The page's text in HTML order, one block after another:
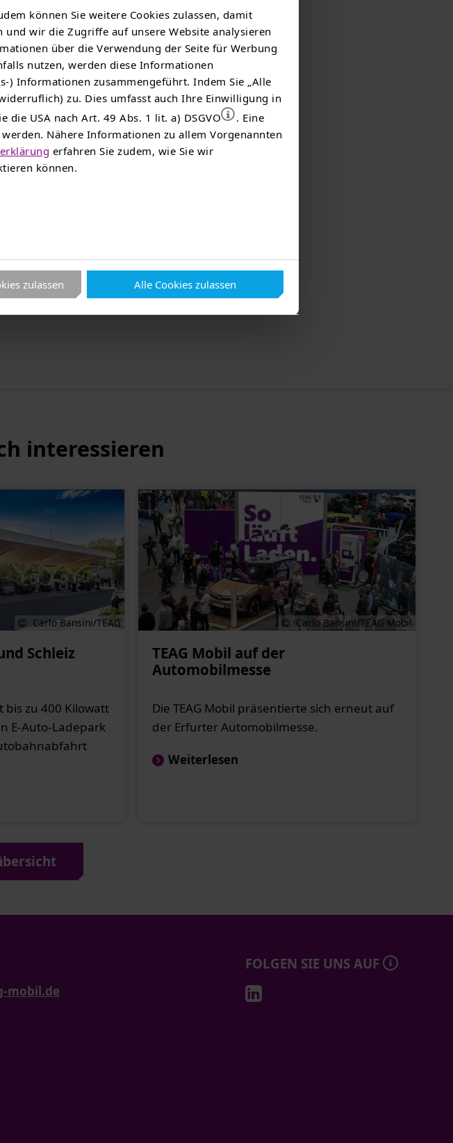
können Sie weitere Cookies zulassen, damit
wir die Zugriffe auf unsere Website analysieren
über die Verwendung der Seite für Werbung
nutzen, werden diese Informationen
Informationen zusammengeführt. Indem Sie „Alle
zu. Dies umfasst auch Ihre Einwilligung in
USA nach Art. 49 Abs. 1 lit. a) DSGVO
. Eine
Nähere Informationen zu allem Vorgenannten
erfahren Sie zudem, wie Sie wir
können.
zulassen Alle Cookies zulassen
– für eine
interessieren
Carlo Bansini/TEAG
Schleiz
zu 400 Kilowatt
E-Auto-Ladepark
Carlo Bansini/TEAG Mobil
TEAG Mobil auf der
Automobilmesse
Die TEAG Mobil präsentierte sich erneut auf
der Erfurter Automobilmesse.
Weiterlesen
mobil.de
FOLGEN SIE UNS AUF